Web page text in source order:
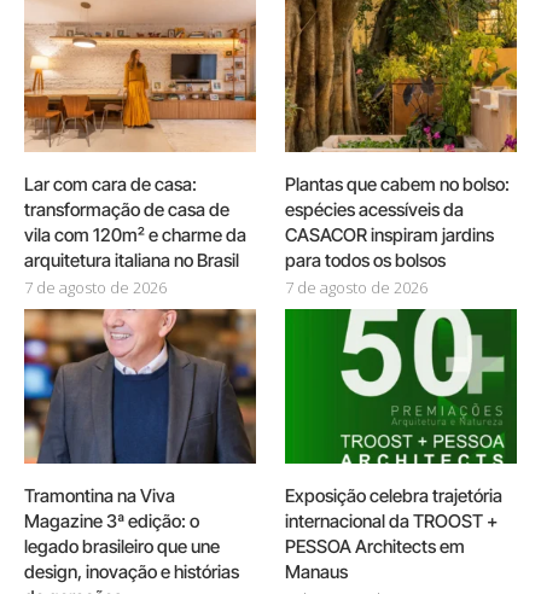
Lar com cara de casa:
transformação de casa de
vila com 120m² e charme da
arquitetura italiana no Brasil
7 de agosto de 2026
Plantas que cabem no bolso:
espécies acessíveis da
CASACOR inspiram jardins
para todos os bolsos
7 de agosto de 2026
Tramontina na Viva
Magazine 3ª edição: o
legado brasileiro que une
design, inovação e histórias
Exposição celebra trajetória
internacional da TROOST +
PESSOA Architects em
Manaus